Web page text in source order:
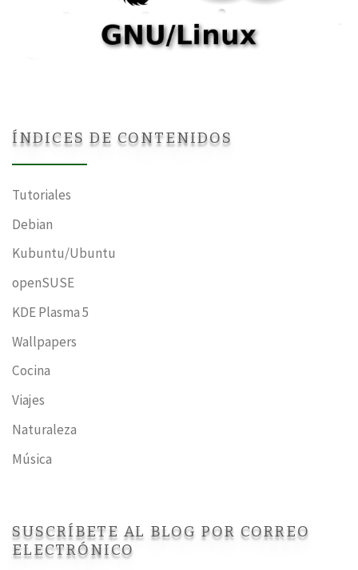
ÍNDICES DE CONTENIDOS
Tutoriales
Debian
Kubuntu/Ubuntu
openSUSE
KDE Plasma 5
Wallpapers
Cocina
Viajes
Naturaleza
Música
SUSCRÍBETE AL BLOG POR CORREO
ELECTRÓNICO